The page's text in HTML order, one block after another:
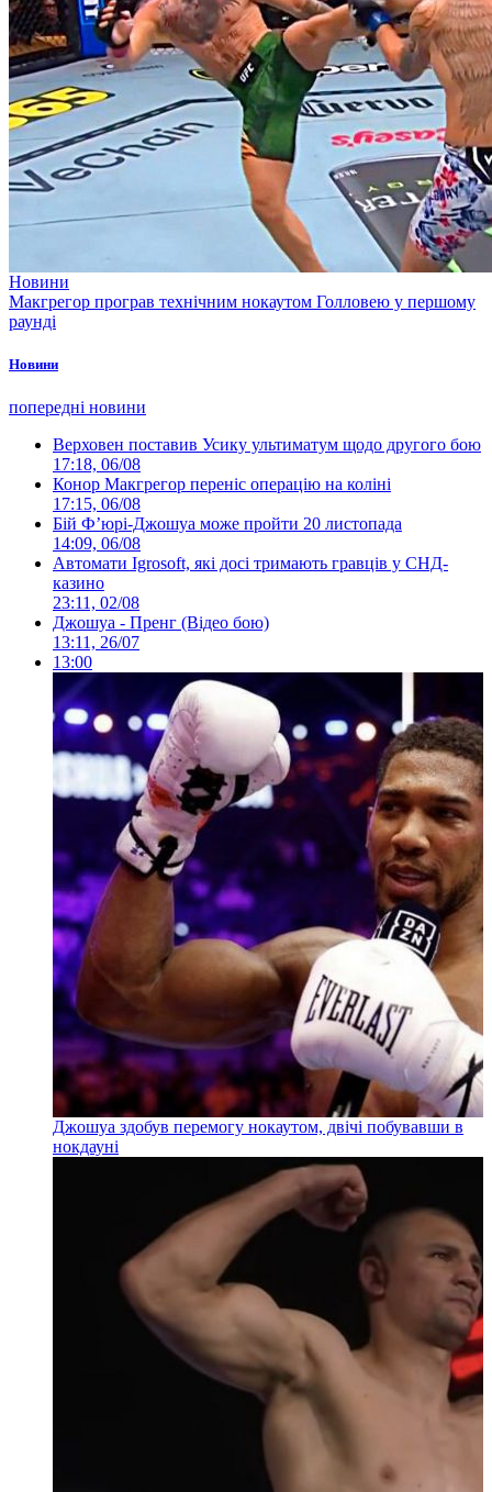
Новини
Макгрегор програв технічним нокаутом Голловею у першому
раунді
Новини
попередні новини
Верховен поставив Усику ультиматум щодо другого бою
17:18, 06/08
Конор Макгрегор переніс операцію на коліні
17:15, 06/08
Бій Ф’юрі-Джошуа може пройти 20 листопада
14:09, 06/08
Автомати Igrosoft, які досі тримають гравців у СНД-
казино
23:11, 02/08
Джошуа - Пренг (Відео бою)
13:11, 26/07
13:00
Джошуа здобув перемогу нокаутом, двічі побувавши в
нокдауні